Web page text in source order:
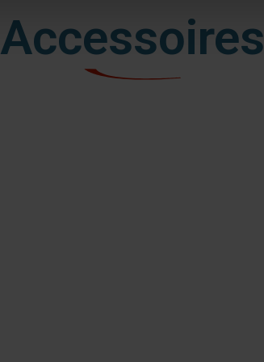
Accessoires